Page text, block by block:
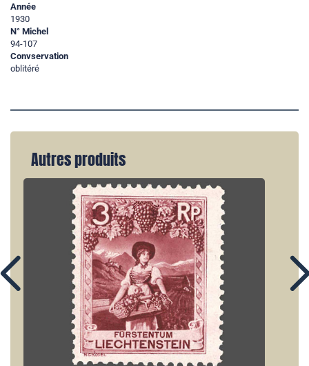
Année
1930
N° Michel
94-107
Convservation
oblitéré
Autres produits